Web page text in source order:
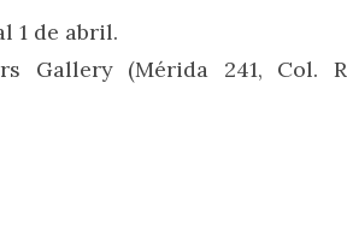
1 de abril.
Gallery (Mérida 241, Col.